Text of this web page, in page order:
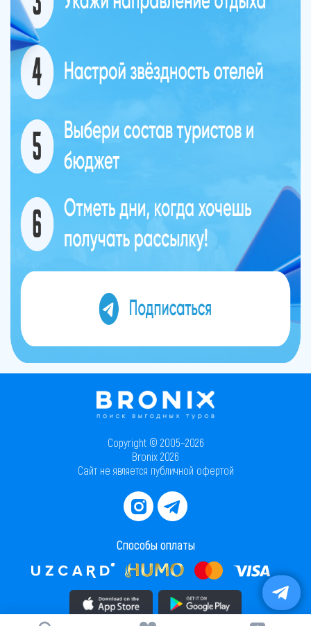
Copyright © 2005–2026
Bronix 2026
Сайт не является публичной офертой
Способы оплаты
Скачать приложение в AppStore Скачать приложение в PlayMarket